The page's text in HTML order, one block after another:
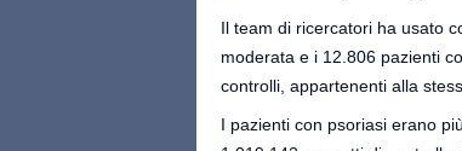
Il team di ricercatori ha usato
moderata e i 12.806 pazienti
controlli, appartenenti alla
I pazienti con psoriasi erano